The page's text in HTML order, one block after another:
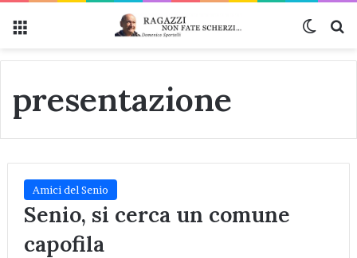
presentazione
Amici del Senio
Senio, si cerca un comune
capofila